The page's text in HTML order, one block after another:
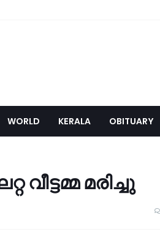
WORLD KERALA OBITUARY
മ­രിച്ചു